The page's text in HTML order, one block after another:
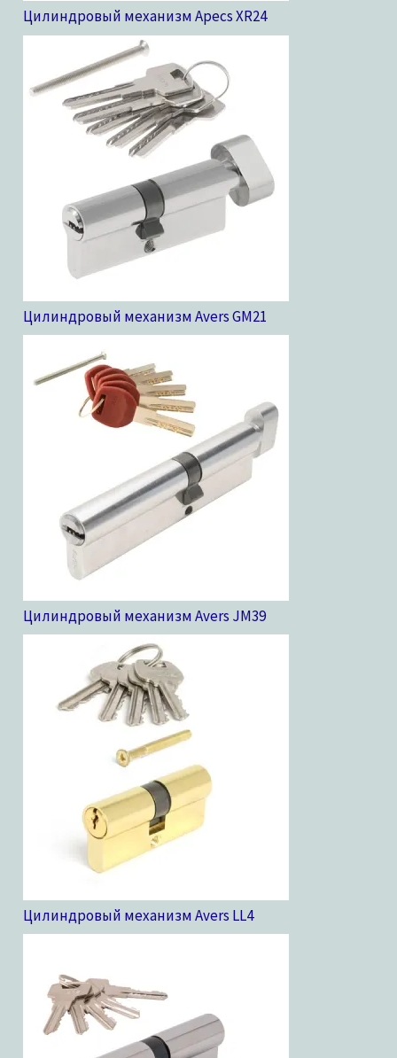
Цилиндровый механизм Apecs XR24
Цилиндровый механизм Avers GM21
Цилиндровый механизм Avers JM39
Цилиндровый механизм Avers LL4